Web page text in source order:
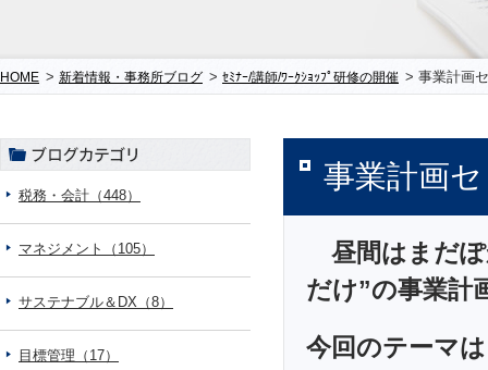
HOME > 新着情報・事務所ブログ > ｾﾐﾅｰ/講師/ﾜｰｸｼｮｯﾌﾟ研修の開催 > 事業計画
事業計画
昼間はまだ
だけ”の事業計
今回のテーマ
税務・会計（448）
マネジメント（105）
サステナブル＆DX（8）
目標管理（17）